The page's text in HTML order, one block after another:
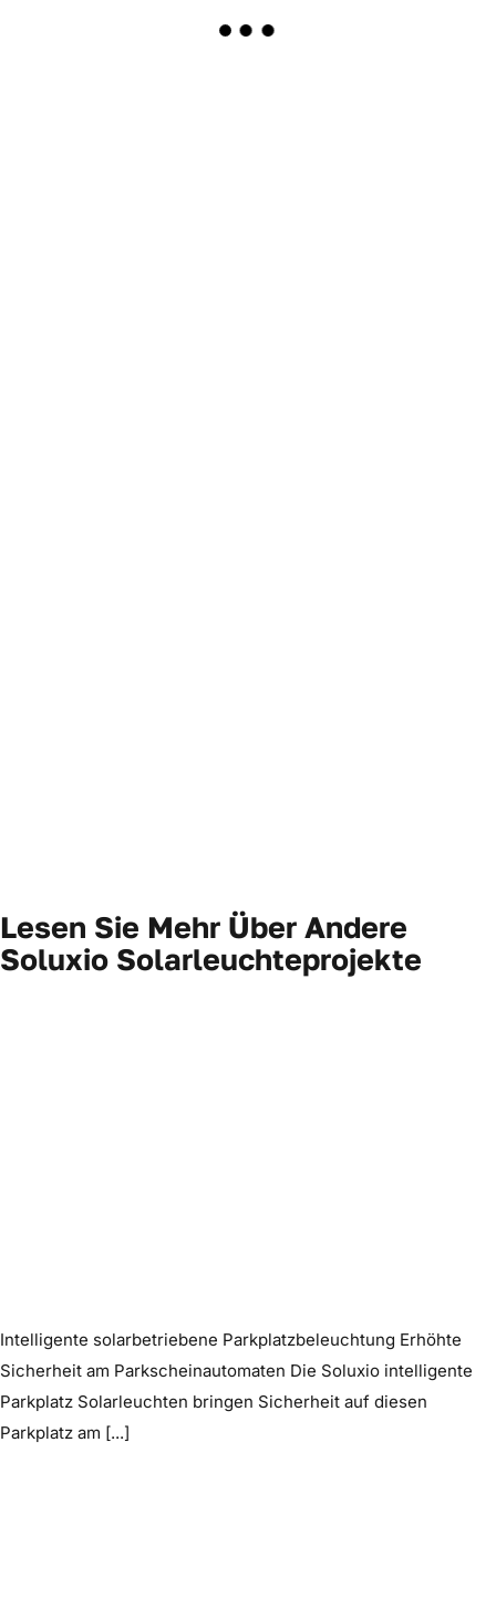
Lesen Sie Mehr Über Andere
Soluxio Solarleuchteprojekte
Intelligente solarbetriebene Parkplatzbeleuchtung Erhöhte
Sicherheit am Parkscheinautomaten Die Soluxio intelligente
Parkplatz Solarleuchten bringen Sicherheit auf diesen
Parkplatz am [...]